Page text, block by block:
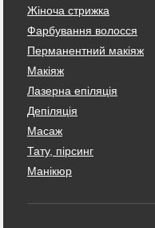
Жіноча стрижка
Фарбування волосся
Перманентний макіяж
Макіяж
Лазерна епіляція
Депіляція
Масаж
Тату, пірсинг
Манікюр